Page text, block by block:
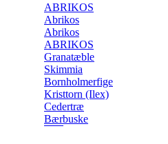
ABRIKOS
Abrikos
Abrikos
ABRIKOS
Granatæble
Skimmia
Bornholmerfige
Kristtorn (Ilex)
Cedertræ
Bærbuske